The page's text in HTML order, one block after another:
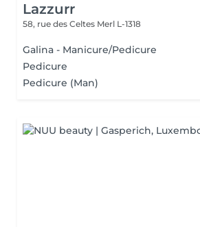
Lazzurr
58, rue des Celtes Merl L-1318
Galina - Manicure/Pedicure
Pedicure
Pedicure (Man)